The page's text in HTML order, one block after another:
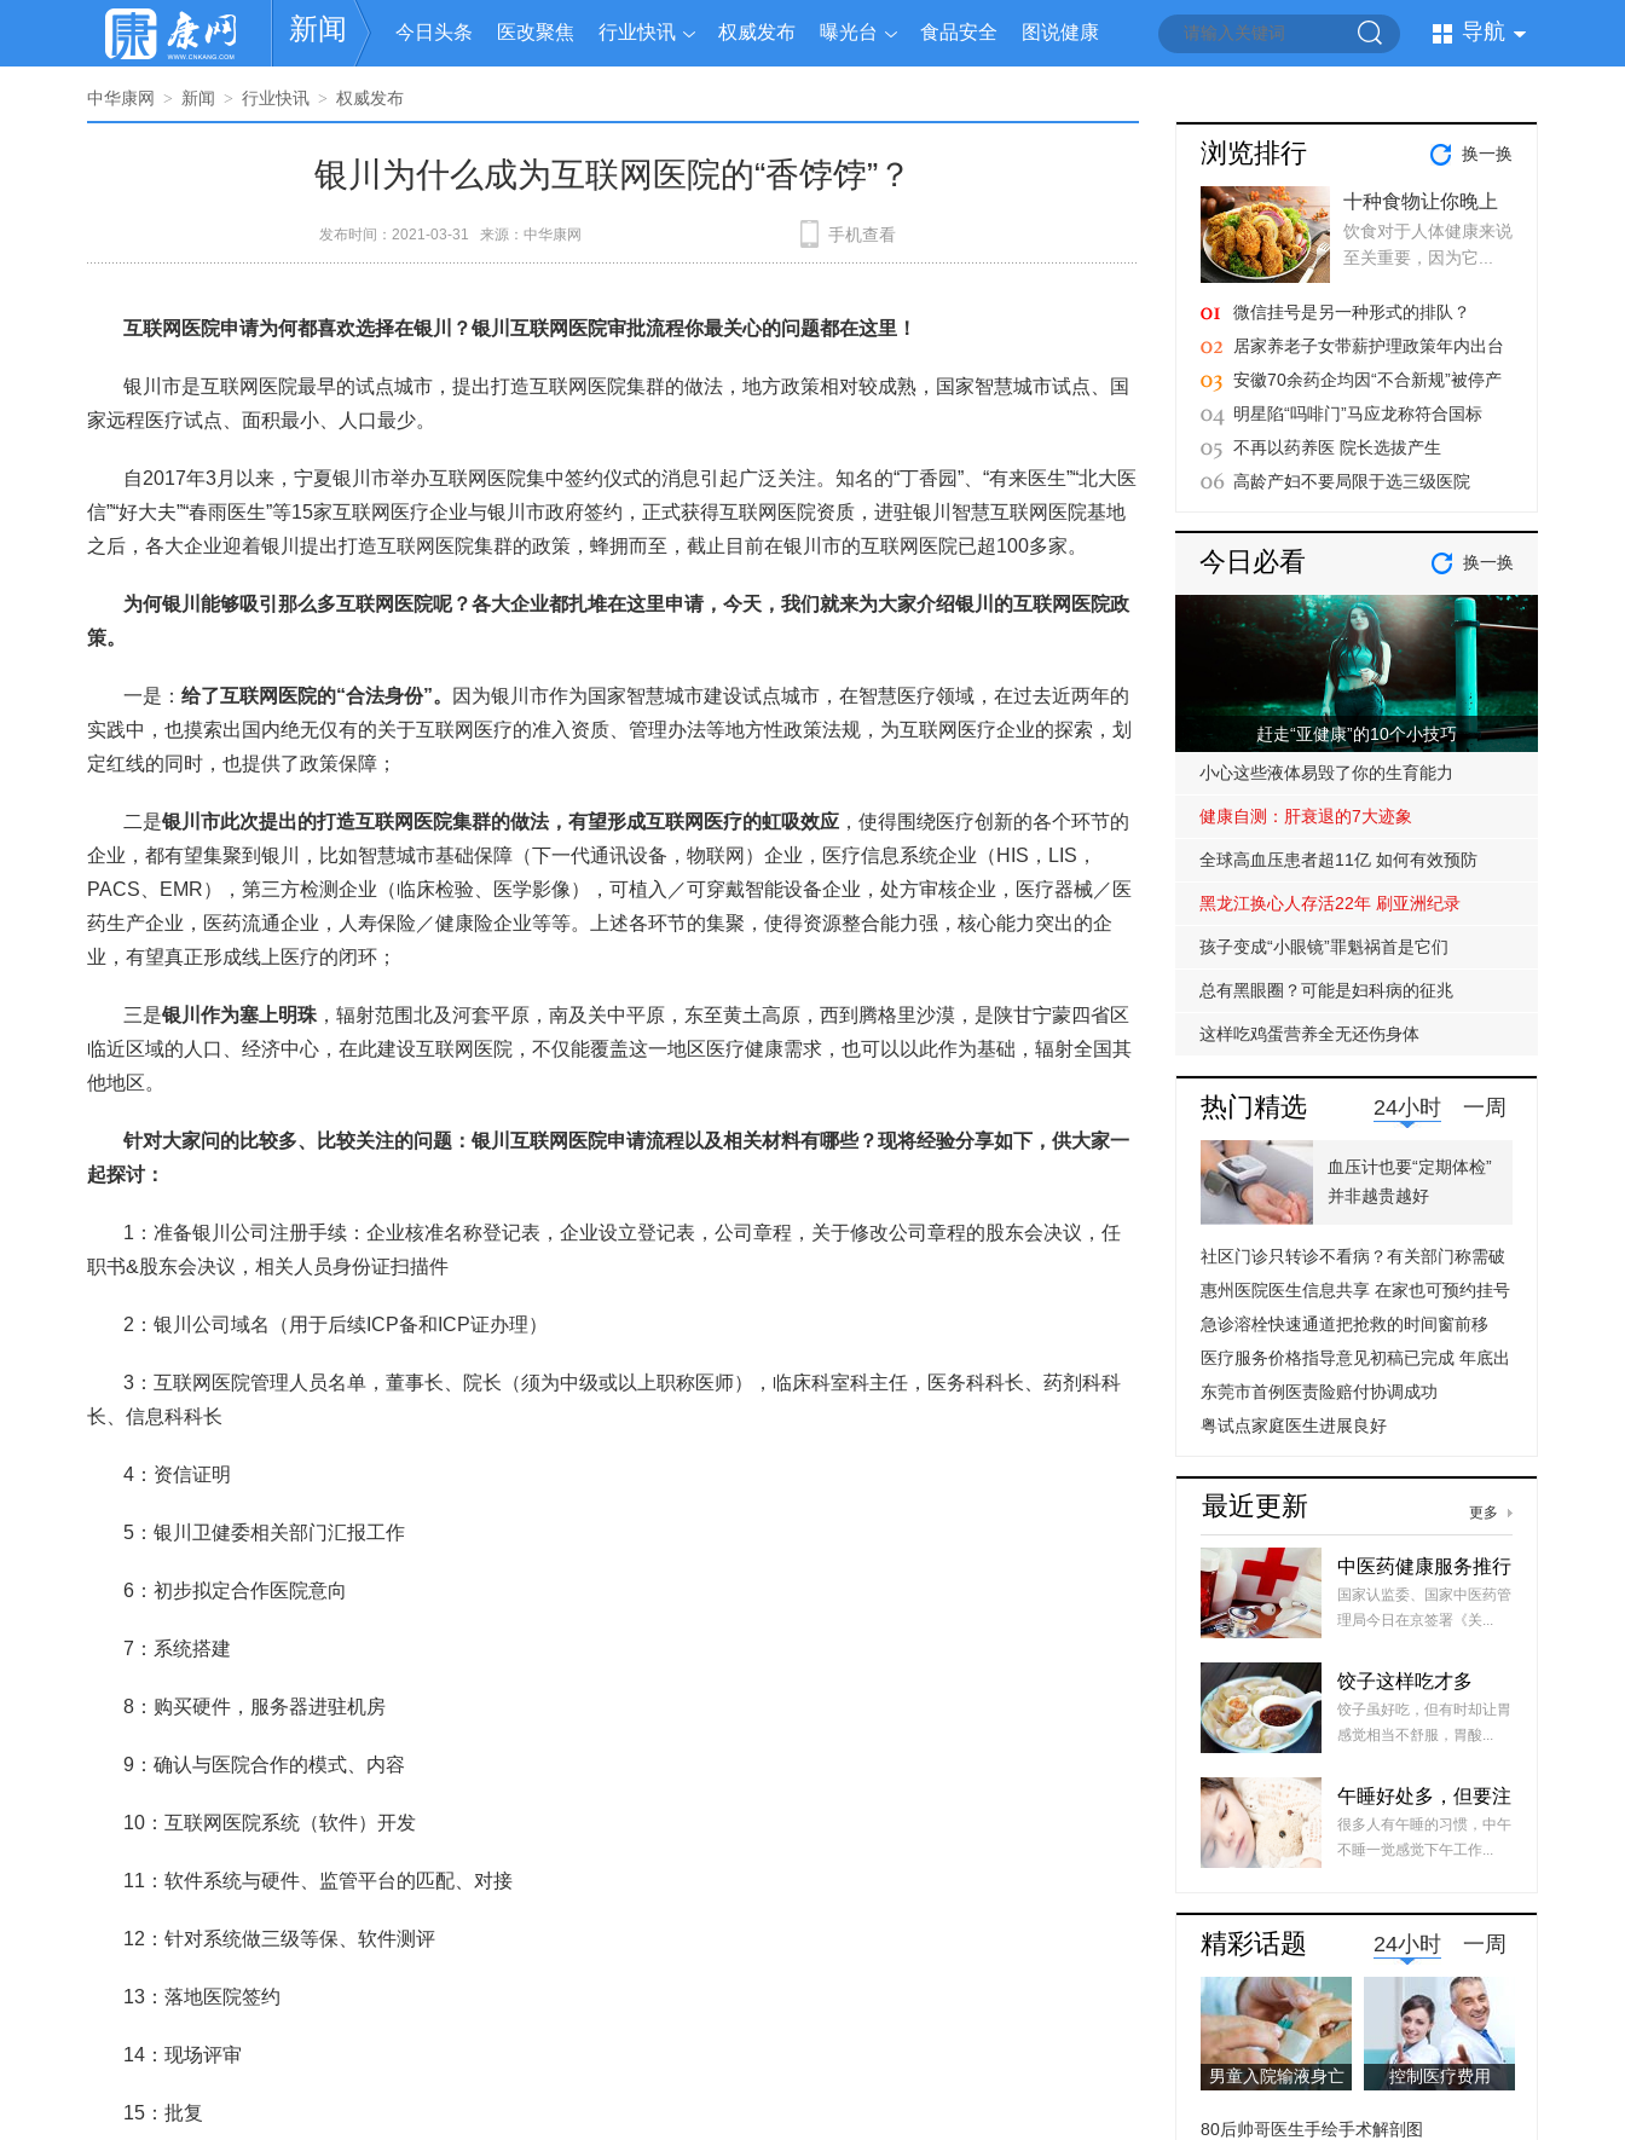
新闻 今日头条 医改聚焦 行业快讯 权威发布 曝光台 食品安全 图说健康 导航
中华康网 > 新闻 > 行业快讯 > 权威发布
银川为什么成为互联网医院的“香饽饽”？
发布时间：2021-03-31 来源： 中华康网 手机查看
互联网医院申请为何都喜欢选择在银川？银川互联网医院审批流程你最关心的问题都在这里！
银川市是互联网医院最早的试点城市，提出打造互联网医院集群的做法，地方政策相对较成熟，国家智慧城市试点、国
家远程医疗试点、面积最小、人口最少。
自2017年3月以来，宁夏银川市举办互联网医院集中签约仪式的消息引起广泛关注。知名的“丁香园”、“有来医生”“北大医
信”“好大夫”“春雨医生”等15家互联网医疗企业与银川市政府签约，正式获得互联网医院资质，进驻银川智慧互联网医院基地
之后，各大企业迎着银川提出打造互联网医院集群的政策，蜂拥而至，截止目前在银川市的互联网医院已超100多家。
为何银川能够吸引那么多互联网医院呢？各大企业都扎堆在这里申请，今天，我们就来为大家介绍银川的互联网医院政
策。
一是： 给了互联网医院的“合法身份”。
因为银川市作为国家智慧城市建设试点城市，在智慧医疗领域，在过去近两年的
实践中，也摸索出国内绝无仅有的关于互联网医疗的准入资质、管理办法等地方性政策法规，为互联网医疗企业的探索，划
定红线的同时，也提供了政策保障；
二是银川市此次提出的打造互联网医院集群的做法，有望形成互联网医疗的虹吸效应 ，使得围绕医疗创新的各个环节的
企业，都有望集聚到银川，比如智慧城市基础保障（下一代通讯设备，物联网）企业，医疗信息系统企业（HIS，LIS，
PACS、EMR），第三方检测企业（临床检验、医学影像），可植入／可穿戴智能设备企业，处方审核企业，医疗器械／医
药生产企业，医药流通企业，人寿保险／健康险企业等等。上述各环节的集聚，使得资源整合能力强，核心能力突出的企
业，有望真正形成线上医疗的闭环；
三是银川作为塞上明珠 ，辐射范围北及河套平原，南及关中平原，东至黄土高原，西到腾格里沙漠，是陕甘宁蒙四省区
临近区域的人口、经济中心，在此建设互联网医院，不仅能覆盖这一地区医疗健康需求，也可以以此作为基础，辐射全国其
他地区。
针对大家问的比较多、比较关注的问题：银川互联网医院申请流程以及相关材料有哪些？现将经验分享如下，供大家一
起探讨：
1：准备银川公司注册手续：企业核准名称登记表，企业设立登记表，公司章程，关于修改公司章程的股东会决议，任
职书&股东会决议，相关人员身份证扫描件
2：银川公司域名（用于后续ICP备和ICP证办理）
3：互联网医院管理人员名单，董事长、院长（须为中级或以上职称医师），临床科室科主任，医务科科长、药剂科科
长、信息科科长
4：资信证明
5：银川卫健委相关部门汇报工作
6：初步拟定合作医院意向
7：系统搭建
8：购买硬件，服务器进驻机房
9：确认与医院合作的模式、内容
10：互联网医院系统（软件）开发
11：软件系统与硬件、监管平台的匹配、对接
12：针对系统做三级等保、软件测评
13：落地医院签约
14：现场评审
15：批复
浏览排行 换一换
十种食物让你晚上
睡不着
饮食对于人体健康来说
至关重要，因为它...
微信挂号是另一种形式的排队？
居家养老子女带薪护理政策年内出台
安徽70余药企均因“不合新规”被停产
明星陷“吗啡门”马应龙称符合国标
不再以药养医 院长选拔产生
高龄产妇不要局限于选三级医院
今日必看 换一换
赶走“亚健康”的10个小技巧
小心这些液体易毁了你的生育能力
健康自测：肝衰退的7大迹象
全球高血压患者超11亿 如何有效预防
黑龙江换心人存活22年 刷亚洲纪录
孩子变成“小眼镜”罪魁祸首是它们
总有黑眼圈？可能是妇科病的征兆
这样吃鸡蛋营养全无还伤身体
热门精选 24小时 一周
血压计也要“定期体检”
并非越贵越好
社区门诊只转诊不看病？有关部门称需破
小医联体
惠州医院医生信息共享 在家也可预约挂号
急诊溶栓快速通道把抢救的时间窗前移
医疗服务价格指导意见初稿已完成 年底出
台
东莞市首例医责险赔付协调成功
粤试点家庭医生进展良好
最近更新 更多
中医药健康服务推行
认证制度
国家认监委、国家中医药管
理局今日在京签署《关...
饺子这样吃才多
饺子虽好吃，但有时却让胃
感觉相当不舒服，胃酸...
午睡好处多，但要注
意这几件事
很多人有午睡的习惯，中午
不睡一觉感觉下午工作...
精彩话题 24小时 一周
男童入院输液身亡 控制医疗费用
80后帅哥医生手绘手术解剖图